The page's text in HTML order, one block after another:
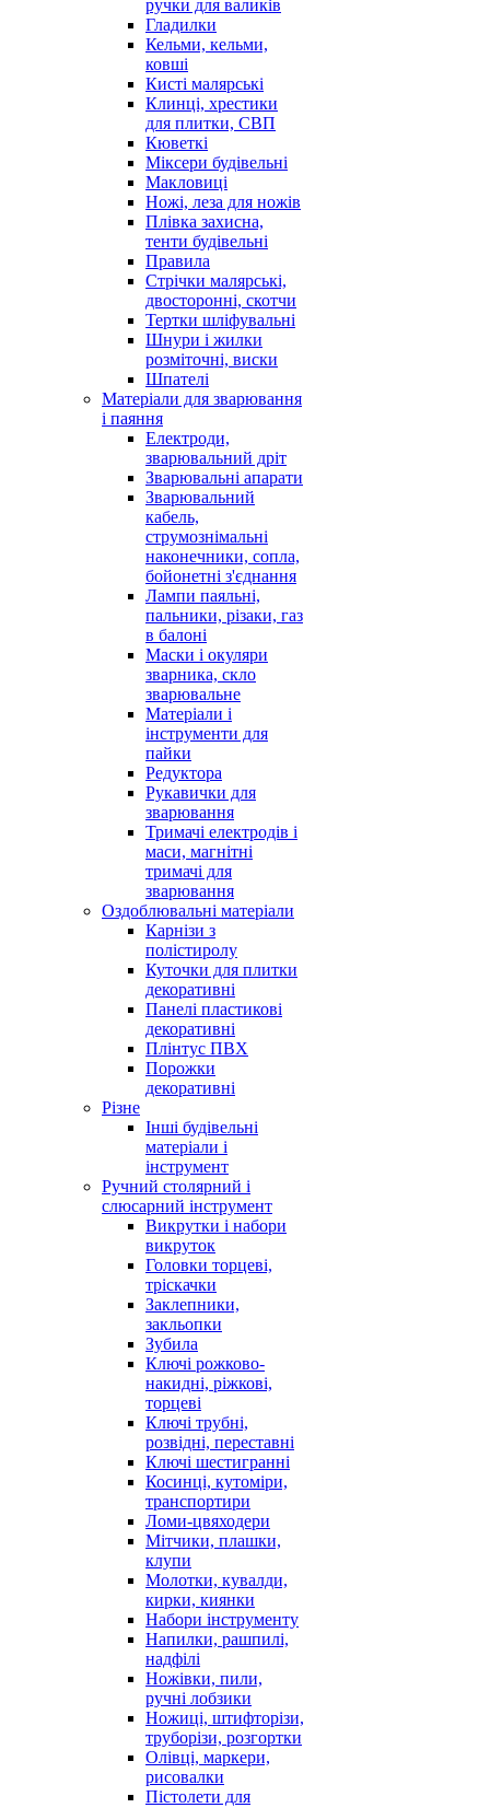
ручки для валиків
Гладилки
Кельми, кельми,
ковші
Кисті малярські
Клинці, хрестики
для плитки, СВП
Кюветкі
Міксери будівельні
Макловиці
Ножі, леза для ножів
Плівка захисна,
тенти будівельні
Правила
Стрічки малярські,
двосторонні, скотчи
Тертки шліфувальні
Шнури і жилки
розміточні, виски
Шпателі
Матеріали для зварювання
і паяння
Електроди,
зварювальний дріт
Зварювальні апарати
Зварювальний
кабель,
струмознімальні
наконечники, сопла,
бойонетні з'єднання
Лампи паяльні,
пальники, різаки, газ
в балоні
Маски і окуляри
зварника, скло
зварювальне
Матеріали і
інструменти для
пайки
Редуктора
Рукавички для
зварювання
Тримачі електродів і
маси, магнітні
тримачі для
зварювання
Оздоблювальні матеріали
Карнізи з
полістиролу
Куточки для плитки
декоративні
Панелі пластикові
декоративні
Плінтус ПВХ
Порожки
декоративні
Різне
Інші будівельні
матеріали і
інструмент
Ручний столярний і
слюсарний інструмент
Викрутки і набори
викруток
Головки торцеві,
тріскачки
Заклепники,
закльопки
Зубила
Ключі рожково-
накидні, ріжкові,
торцеві
Ключі трубні,
розвідні, переставні
Ключі шестигранні
Косинці, кутоміри,
транспортири
Ломи-цвяходери
Мітчики, плашки,
клупи
Молотки, кувалди,
кирки, киянки
Набори інструменту
Напилки, рашпилі,
надфілі
Ножівки, пили,
ручні лобзики
Ножиці, штифторізи,
труборізи, розгортки
Олівці, маркери,
рисовалки
Пістолети для